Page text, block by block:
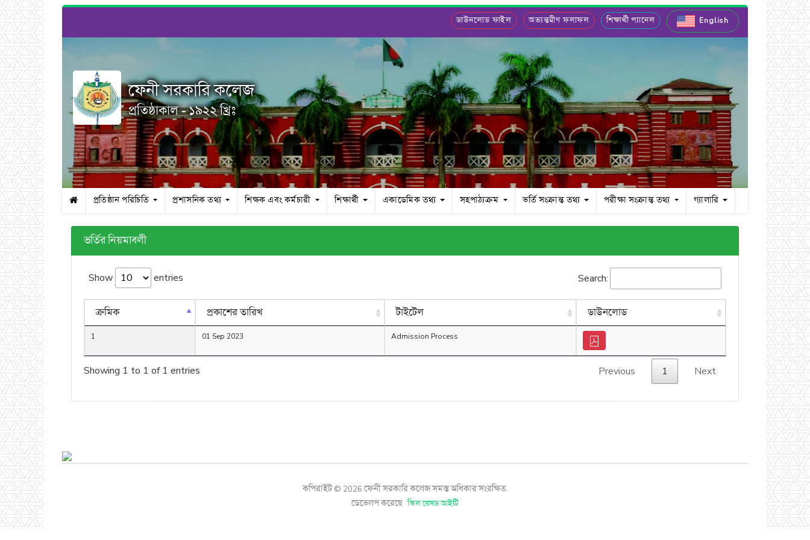
ডাউনলোড ফাইল অভ্যন্তরীণ ফলাফল শিক্ষার্থী প্যানেল English
ফেনী সরকারি কলেজ
প্রতিষ্ঠাকাল - ১৯২২ খ্রিঃ
প্রতিষ্ঠান পরিচিতি প্রশাসনিক তথ্য শিক্ষক এবং কর্মচারী শিক্ষার্থী একাডেমিক তথ্য সহপাঠ্যক্রম ভর্তি সংক্রান্ত তথ্য পরীক্ষা সংক্রান্ত তথ্য গ্যালারি
ভর্তির নিয়মাবলী
Show entries Search:
ক্রমিক প্রকাশের তারিখ টাইটেল ডাউনলোড
1 01 Sep 2023 Admission Process
Showing 1 to 1 of 1 entries Previous 1 Next
কপিরাইট © 2026 ফেনী সরকারি কলেজ সমস্ত অধিকার সংরক্ষিত.
ডেভেলপ করেছে স্কিল বেসড আইটি